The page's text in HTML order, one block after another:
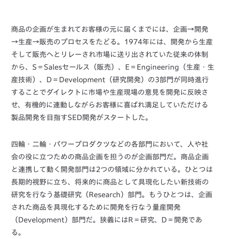
商品の企画が生まれてお客様の元に届くまでには、企画→開発
→生産→販売のプロセスをたどる。1974年には、開発から生産
そして販売へとリレーされ市場に送り出されていた従来の体制
から、S＝Salesセールス（販売）、E＝Engineering（生産・生
産技術）、D＝Development（研究開発）の3部門が同時進行
することでダイレクトに市場や生産現場の意見を開発に反映さ
せ、有機的に連動しながらお客様に喜ばれ満足していただける
製品開発を目指すSED開発がスタートした。
四輪・二輪・パワープロダクツなどの各部門において、人や社
会の役に立つための商品企画を担うのが企画部門だ。商品企画
と連携して動く開発部門は2つの領域に分かれている。ひとつは
長期的視野に立ち、将来的に商品として具現化したい新技術の
研究を行なう基礎研究（Research）部門。もうひとつは、企画
された商品を具現化するために開発を行なう量産開発
（Development）部門だ。狭義にはR＝研究、D＝開発であ
る。